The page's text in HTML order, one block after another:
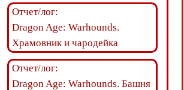
Отчет/лог:
Dragon Age: Warhounds.
Храмовник и чародейка
Отчет/лог:
Dragon Age: Warhounds. Башня